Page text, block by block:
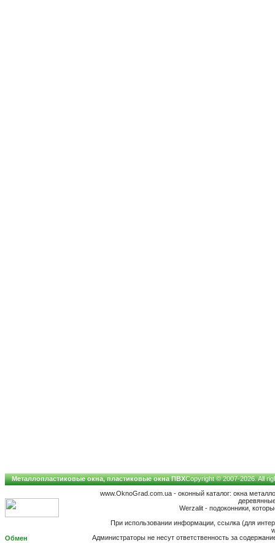
Металлопластиковые окна, пластиковые окна ПВХCopyright © 2007-2026. All
www.OknoGrad.com.ua - оконный каталог: окна
Werzalit - подоконники,
При использовании информации, ссылка (для
Администраторы не несут ответственность за
Обмен